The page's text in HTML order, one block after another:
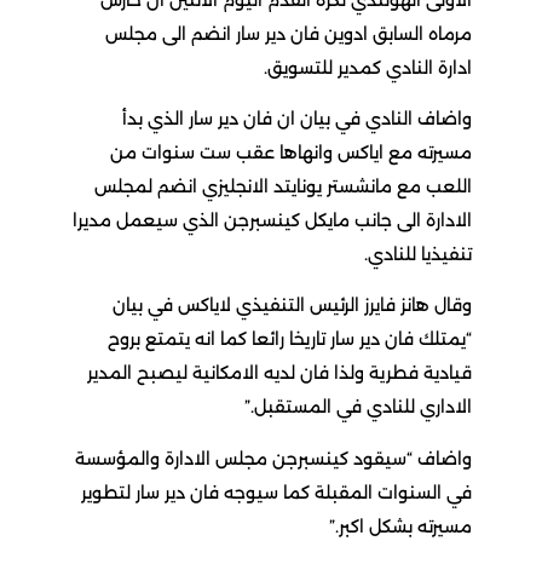
مرماه السابق ادوين فان دير سار انضم الى مجلس
ادارة النادي كمدير للتسويق.
واضاف النادي في بيان ان فان دير سار الذي بدأ
مسيرته مع اياكس وانهاها عقب ست سنوات من
اللعب مع مانشستر يونايتد الانجليزي انضم لمجلس
الادارة الى جانب مايكل كينسبرجن الذي سيعمل مديرا
تنفيذيا للنادي.
وقال هانز فايرز الرئيس التنفيذي لاياكس في بيان
“يمتلك فان دير سار تاريخا رائعا كما انه يتمتع بروح
قيادية فطرية ولذا فان لديه الامكانية ليصبح المدير
الاداري للنادي في المستقبل.”
واضاف “سيقود كينسبرجن مجلس الادارة والمؤسسة
في السنوات المقبلة كما سيوجه فان دير سار لتطوير
مسيرته بشكل اكبر.”